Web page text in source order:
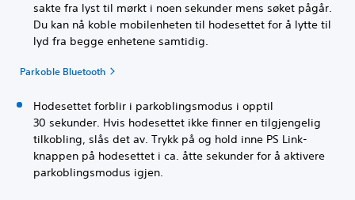
sakte fra lyst til mørkt i noen sekunder mens søket pågår.
Du kan nå koble mobilenheten til hodesettet for å lytte til
lyd fra begge enhetene samtidig.
Parkoble Bluetooth
Hodesettet forblir i parkoblingsmodus i opptil
30 sekunder. Hvis hodesettet ikke finner en tilgjengelig
tilkobling, slås det av. Trykk på og hold inne PS Link-
knappen på hodesettet i ca. åtte sekunder for å aktivere
parkoblingsmodus igjen.